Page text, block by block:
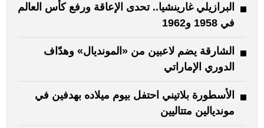
البرازيلي غارينشيا.. تحدى الإعاقة ورفع كأس العالم
في 1958 و1962
الشارقة يضم لاعبين من «المونديال» وهدّاف
الدوري الإماراتي
الأسطورة بلاتيني احتفل بيوم ميلاده بهدفين في
مونديالين متتاليين